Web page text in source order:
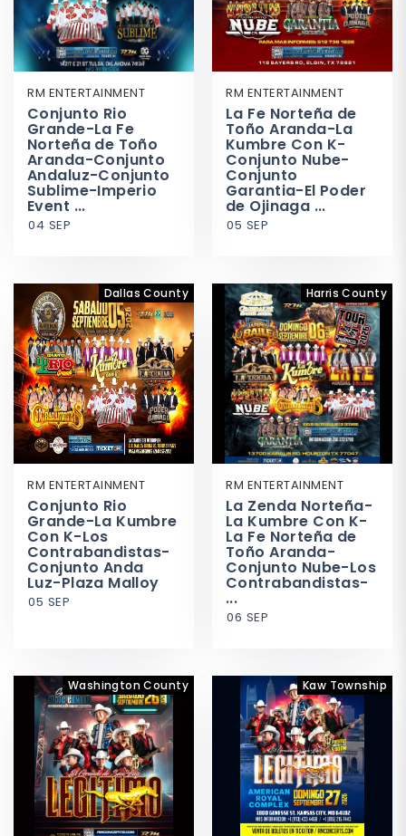
RM ENTERTAINMENT
Conjunto Rio
Grande-La Fe
Norteña de Toño
Aranda-Conjunto
Andaluz-Conjunto
Sublime-Imperio
Event ...
04 SEP
RM ENTERTAINMENT
La Fe Norteña de
Toño Aranda-La
Kumbre Con K-
Conjunto Nube-
Conjunto
Garantia-El Poder
de Ojinaga ...
05 SEP
Dallas County
RM ENTERTAINMENT
Conjunto Rio
Grande-La Kumbre
Con K-Los
Contrabandistas-
Conjunto Anda
Luz-Plaza Malloy
05 SEP
Harris County
RM ENTERTAINMENT
La Zenda Norteña-
La Kumbre Con K-
La Fe Norteña de
Toño Aranda-
Conjunto Nube-Los
Contrabandistas-
...
06 SEP
Washington County Kaw Township